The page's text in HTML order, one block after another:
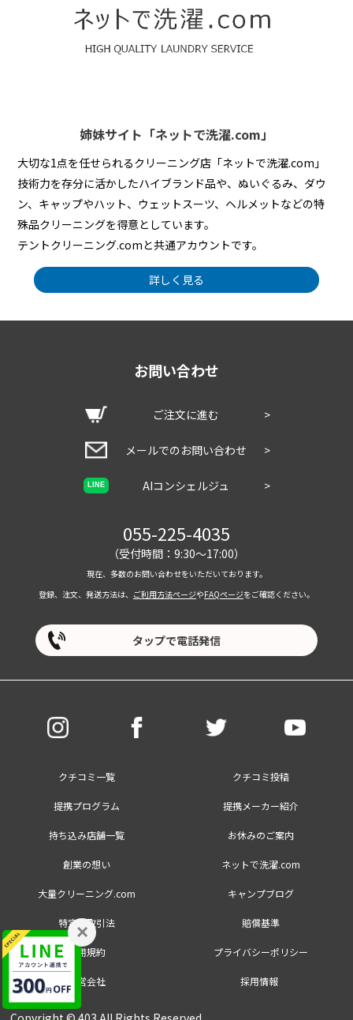
姉妹サイト「ネットで洗濯.com」
大切な1点を任せられるクリーニング店「ネットで洗濯.com」
技術力を存分に活かしたハイブランド品や、ぬいぐるみ、ダウ
ン、キャップやハット、ウェットスーツ、ヘルメットなどの特
殊品クリーニングを得意としています。
テントクリーニング.comと共通アカウントです。
詳しく見る
お問い合わせ
ご注文に進む >
メールでのお問い合わせ >
LINE AIコンシェルジュ >
055-225-4035
（受付時間：9:30～17:00）
現在、多数のお問い合わせをいただいております。
登録、注文、発送方法は、 ご利用方法ページやFAQページをご確認ください。
タップで電話発信
クチコミ一覧 クチコミ投稿
提携プログラム 提携メーカー紹介
持ち込み店舗一覧 お休みのご案内
創業の想い ネットで洗濯.com
大量クリーニング.com キャンプブログ
特定商取引法 賠償基準
利用規約 プライバシーポリシー
運営会社 採用情報
×